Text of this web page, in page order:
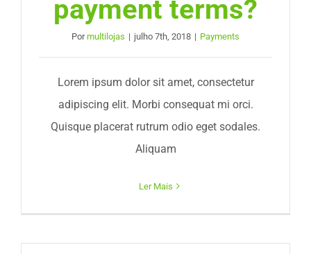
Regimentos
ODS
Contato
payment terms?
Pormultilojas | julho 7th, 2018 | Payments
Lorem ipsum dolor sit amet, consectetur
adipiscing elit. Morbi consequat mi orci.
Quisque placerat rutrum odio eget sodales.
Aliquam
Ler Mais